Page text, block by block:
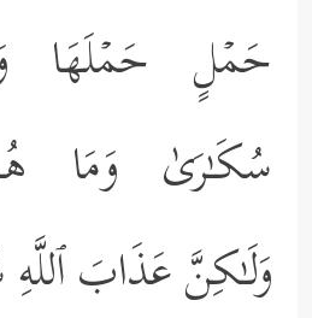
حَمۡلٍ حَمۡلَهَا
سُكَـٰرَىٰ وَمَا
وَلَـٰكِنَّ عَذَابَ